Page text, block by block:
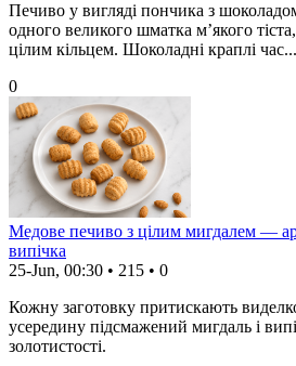
Печиво у вигляді пончика з
одного великого шматка м’якого
цілим кільцем. Шоколадні краплі час...
0
Медове печиво з цілим мигдалем —
випічка
25-Jun, 00:30 • 215 • 0
Кожну заготовку притискають
усередину підсмажений мигдаль і
золотистості.